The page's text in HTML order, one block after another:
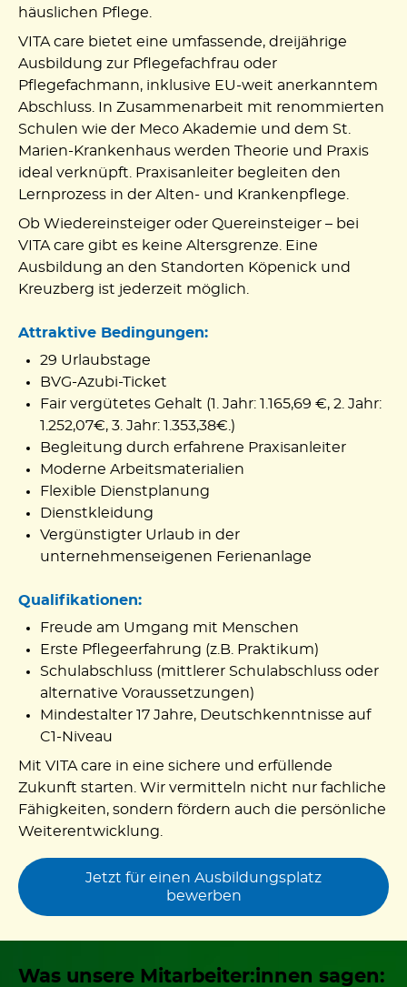
häuslichen Pflege.
VITA care bietet eine umfassende, dreijährige
Ausbildung zur Pflegefachfrau oder
Pflegefachmann, inklusive EU-weit anerkanntem
Abschluss. In Zusammenarbeit mit renommierten
Schulen wie der Meco Akademie und dem St.
Marien-Krankenhaus werden Theorie und Praxis
ideal verknüpft. Praxisanleiter begleiten den
Lernprozess in der Alten- und Krankenpflege.
Ob Wiedereinsteiger oder Quereinsteiger – bei
VITA care gibt es keine Altersgrenze. Eine
Ausbildung an den Standorten Köpenick und
Kreuzberg ist jederzeit möglich.
Attraktive Bedingungen:
29 Urlaubstage
BVG-Azubi-Ticket
Fair vergütetes Gehalt (1. Jahr: 1.165,69 €, 2. Jahr:
1.252,07€, 3. Jahr: 1.353,38€.)
Begleitung durch erfahrene Praxisanleiter
Moderne Arbeitsmaterialien
Flexible Dienstplanung
Dienstkleidung
Vergünstigter Urlaub in der
unternehmenseigenen Ferienanlage
Qualifikationen:
Freude am Umgang mit Menschen
Erste Pflegeerfahrung (z.B. Praktikum)
Schulabschluss (mittlerer Schulabschluss oder
alternative Voraussetzungen)
Mindestalter 17 Jahre, Deutschkenntnisse auf
C1-Niveau
Mit VITA care in eine sichere und erfüllende
Zukunft starten. Wir vermitteln nicht nur fachliche
Fähigkeiten, sondern fördern auch die persönliche
Weiterentwicklung.
Jetzt für einen Ausbildungsplatz
bewerben
Was unsere Mitarbeiter:innen sagen: